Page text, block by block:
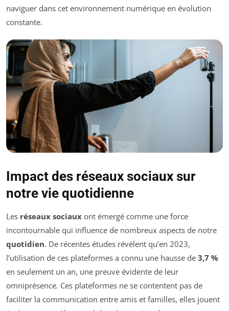
naviguer dans cet environnement numérique en évolution
constante.
Impact des réseaux sociaux sur
notre vie quotidienne
Les réseaux sociaux ont émergé comme une force
incontournable qui influence de nombreux aspects de notre
quotidien. De récentes études révèlent qu’en 2023,
l’utilisation de ces plateformes a connu une hausse de 3,7 %
en seulement un an, une preuve évidente de leur
omniprésence. Ces plateformes ne se contentent pas de
faciliter la communication entre amis et familles, elles jouent